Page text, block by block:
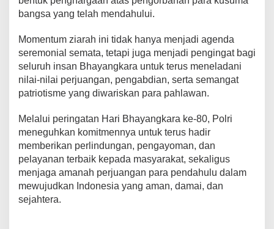
a
k
a
r
a
k
e
8
0
bangsa yang telah mendahului.
Momentum ziarah ini tidak hanya menjadi agenda
seremonial semata, tetapi juga menjadi pengingat bagi
seluruh insan Bhayangkara untuk terus meneladani
nilai-nilai perjuangan, pengabdian, serta semangat
patriotisme yang diwariskan para pahlawan.
Melalui peringatan Hari Bhayangkara ke-80, Polri
meneguhkan komitmennya untuk terus hadir
memberikan perlindungan, pengayoman, dan
pelayanan terbaik kepada masyarakat, sekaligus
menjaga amanah perjuangan para pendahulu dalam
mewujudkan Indonesia yang aman, damai, dan
sejahtera.